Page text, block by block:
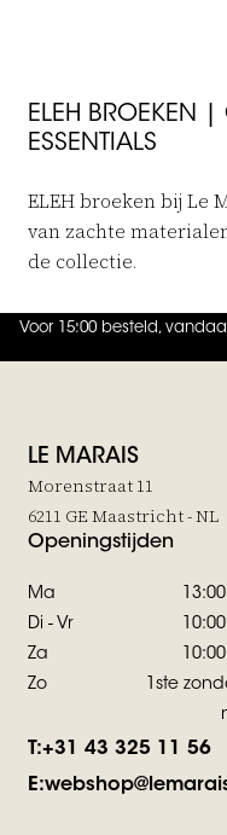
ELEH BROEKEN |
ESSENTIALS
ELEH broeken bij Le
van zachte
de collectie.
Voor 15:00 besteld,
4.9 uit5 (737
LE MARAIS
Morenstraat 11
6211 GE Maastricht - NL
Openingstijden
Ma
Di - Vr
Za
Zo
1ste
T:+31 43 325 11 56
E: